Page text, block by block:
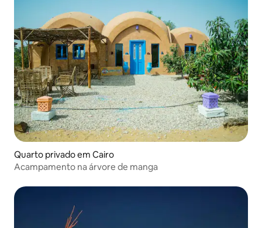
Quarto privado em Cairo
Acampamento na árvore de manga